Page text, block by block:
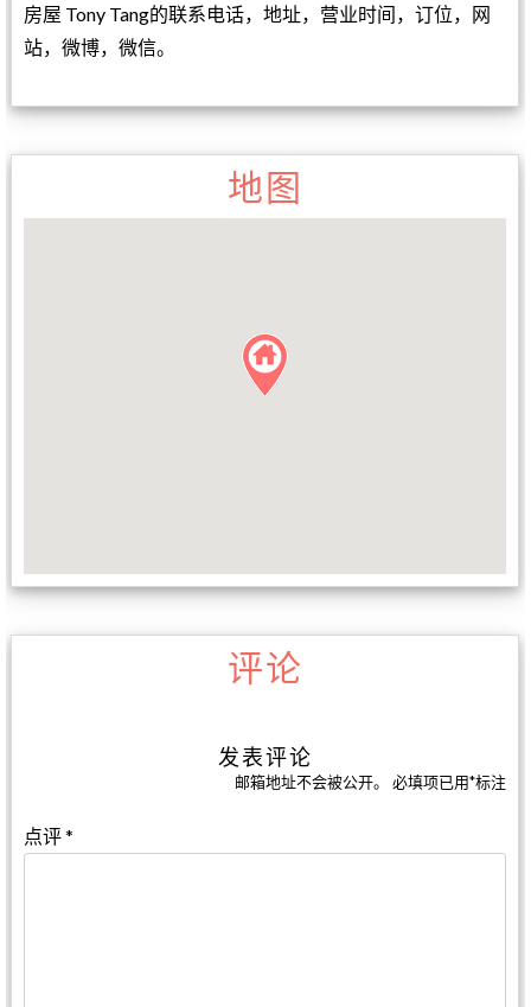
房屋 Tony Tang的联系电话，地址，营业时间，订位，网
站，微博，微信。
地图
评论
发表评论
邮箱地址不会被公开。 必填项已用*标注
点评*